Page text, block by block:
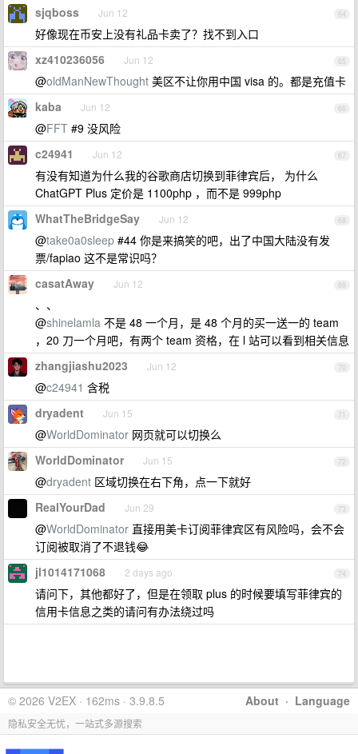
64
sjqboss Jun 12
好像现在币安上没有礼品卡卖了？找不到入口
65
xz410236056 Jun 12
@oldManNewThought 美区不让你用中国 visa 的。都是充值卡
66
kaba Jun 12
@FFT #9 没风险
67
c24941 Jun 12
有没有知道为什么我的谷歌商店切换到菲律宾后， 为什么
ChatGPT Plus 定价是 1100php ，而不是 999php
68
WhatTheBridgeSay Jun 12
@take0a0sleep #44 你是来搞笑的吧，出了中国大陆没有发
票/fapiao 这不是常识吗？
69
casatAway Jun 12
、、
@shinelamla 不是 48 一个月，是 48 个月的买一送一的 team
，20 刀一个月吧，有两个 team 资格，在 l 站可以看到相关信息
70
zhangjiashu2023 Jun 12
@c24941 含税
71
dryadent Jun 15
@WorldDominator 网页就可以切换么
72
WorldDominator Jun 15
@dryadent 区域切换在右下角，点一下就好
73
RealYourDad Jun 29
@WorldDominator 直接用美卡订阅菲律宾区有风险吗，会不会
订阅被取消了不退钱😂
74
jl1014171068 2 days ago
请问下，其他都好了，但是在领取 plus 的时候要填写菲律宾的
信用卡信息之类的请问有办法绕过吗
About · Language
© 2026 V2EX · 162ms · 3.9.8.5
隐私安全无忧，一站式多源搜索